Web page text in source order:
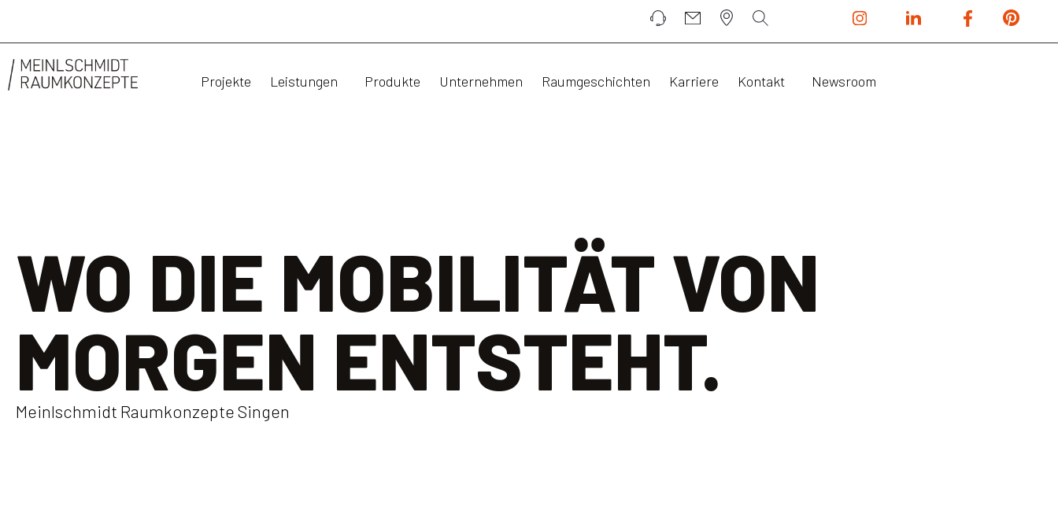
Projekte Leistungen Produkte Unternehmen Raumgeschichten Karriere Kontakt Newsroom
WO DIE MOBILITÄT VON
MORGEN ENTSTEHT.
Meinlschmidt Raumkonzepte Singen